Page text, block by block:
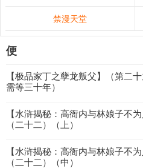
禁漫天堂
便
【极品家丁之孽龙叛父】（第二
需等三十年）
【水浒揭秘：高衙内与林娘子不
（二十二）（上）
【水浒揭秘：高衙内与林娘子不
（二十二）（中）